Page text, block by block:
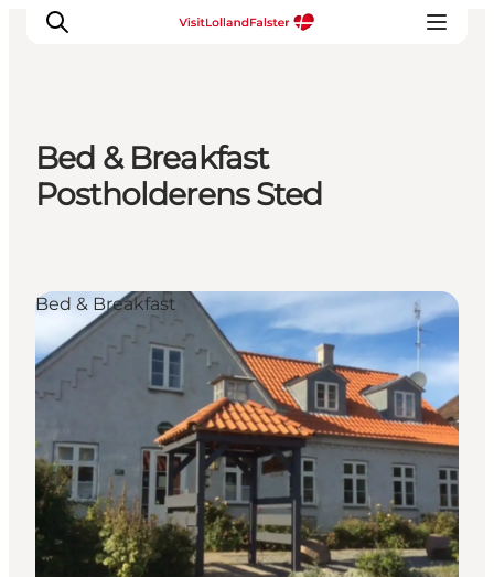
Natur und Outdoor
Urlaubsplaner
Bed & Breakfast
Postholderens Sted
Bed & Breakfast